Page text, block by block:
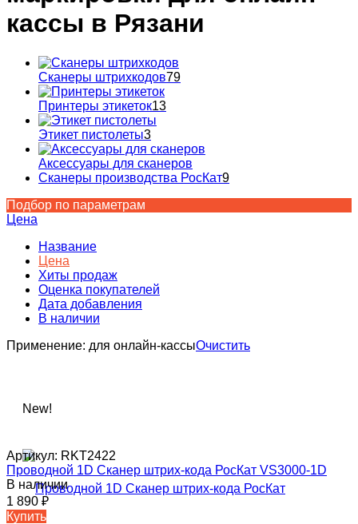
кассы в Рязани
Сканеры штрихкодов79
Принтеры этикеток13
Этикет пистолеты3
Аксессуары для сканеров
Сканеры производства РосКат9
Подбор по параметрам
Цена
Название
Цена
Хиты продаж
Оценка покупателей
Дата добавления
В наличии
Применение: для онлайн-кассыОчистить
New!
Артикул: RKT2422
Проводной 1D Сканер штрих-кода РосКат VS3000-1D
В наличии
1 890 ₽
Купить